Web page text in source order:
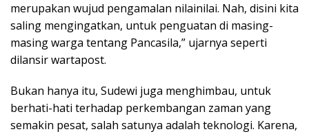
merupakan wujud pengamalan nilainilai. Nah, disini kita
saling mengingatkan, untuk penguatan di masing-
masing warga tentang Pancasila,” ujarnya seperti
dilansir wartapost.
Bukan hanya itu, Sudewi juga menghimbau, untuk
berhati-hati terhadap perkembangan zaman yang
semakin pesat, salah satunya adalah teknologi. Karena,